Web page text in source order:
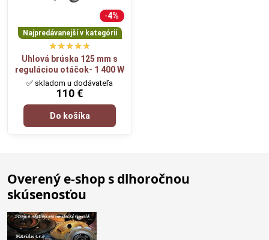
4%
Najpredávanejší v kategórií
Uhlová brúska 125 mm s
reguláciou otáčok- 1 400 W
✅ skladom u dodávateľa
110 €
Do košíka
Overený e-shop s dlhoročnou
skúsenosťou